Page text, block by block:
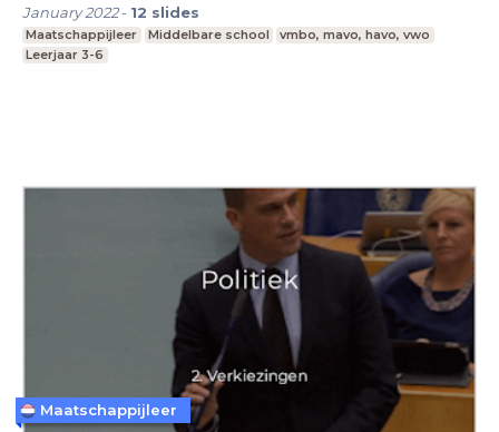
January 2022- 12 slides
Maatschappijleer Middelbare school
vmbo, mavo, havo, vwo
Leerjaar 3-6
Maatschappijleer